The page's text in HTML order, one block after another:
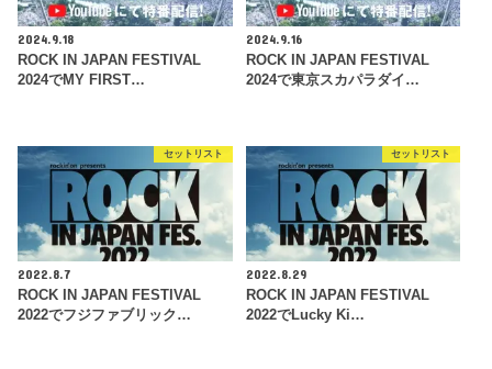
2024.9.18
ROCK IN JAPAN FESTIVAL
2024でMY FIRST…
2024.9.16
ROCK IN JAPAN FESTIVAL
2024で東京スカパラダイ…
セットリスト
2022.8.7
ROCK IN JAPAN FESTIVAL
2022でフジファブリック…
セットリスト
2022.8.29
ROCK IN JAPAN FESTIVAL
2022でLucky Ki…